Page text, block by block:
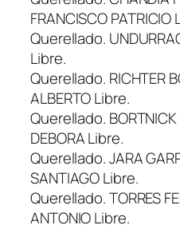
FRANCISCO PATRICIO
Querellado.
Libre.
Querellado. RICHTER
ALBERTO Libre.
Querellado. BORTNICK
DEBORA Libre.
Querellado. JARA
SANTIAGO Libre.
Querellado. TORRES
ANTONIO Libre.